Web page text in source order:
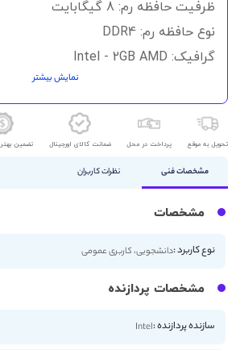
ظرفیت حافظه رم: 8 گیگابایت
نوع حافظه رم: DDR4
گرافیک: Intel - 2GB AMD
اندازه صفحه نمایش: 15.6 اینچ
کیفیت صفحه نمایش: HD
نمایش بیشتر
تحویل به موقع پرداخت در محل ضمانت کالای اورجینال تضمین
مشخصات فنی نظرات کاربران
مشخصات
نوع کاربرد :دانشجویی، کاربری عمومی
مشخصات پردازنده
سازنده پردازنده :Intel